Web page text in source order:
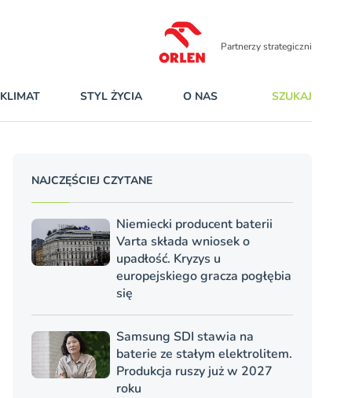
Partnerzy strategiczni
KLIMAT STYL ŻYCIA O NAS SZUKAJ
NAJCZĘŚCIEJ CZYTANE
Niemiecki producent baterii
Varta składa wniosek o
upadłość. Kryzys u
europejskiego gracza pogłębia
się
Samsung SDI stawia na
baterie ze stałym elektrolitem.
Produkcja ruszy już w 2027
roku